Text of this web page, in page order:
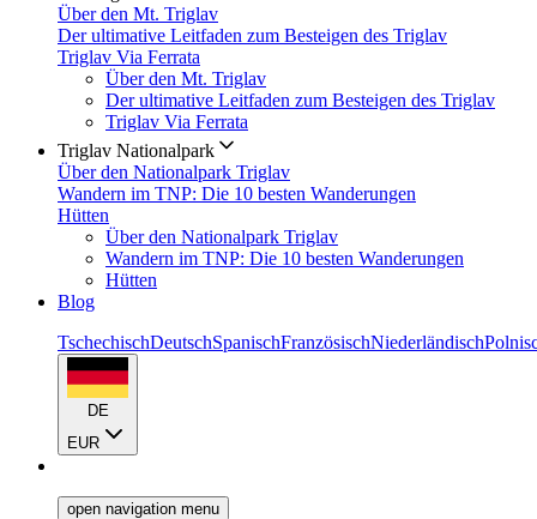
Über den Mt. Triglav
Der ultimative Leitfaden zum Besteigen des Triglav
Triglav Via Ferrata
Über den Mt. Triglav
Der ultimative Leitfaden zum Besteigen des Triglav
Triglav Via Ferrata
Triglav Nationalpark
Über den Nationalpark Triglav
Wandern im TNP: Die 10 besten Wanderungen
Hütten
Über den Nationalpark Triglav
Wandern im TNP: Die 10 besten Wanderungen
Hütten
Blog
TschechischDeutschSpanischFranzösischNiederländisch
DE
EUR
open navigation menu